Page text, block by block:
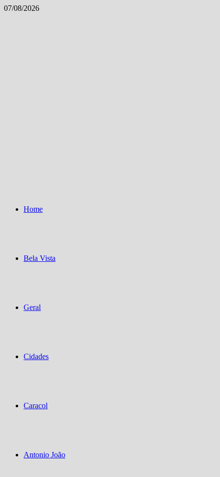
Skip
07/08/2026
Home
Bela Vista
Geral
Cidades
Caracol
Antonio João